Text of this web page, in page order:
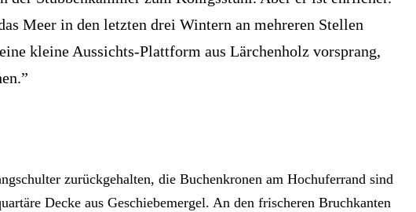
Meer in den letzten drei Wintern an mehreren Stellen
kleine Aussichts-Plattform aus Lärchenholz vorsprang,
zurückgehalten, die Buchenkronen am Hochuferrand sind
Decke aus Geschiebemergel. An den frischeren Bruchkanten